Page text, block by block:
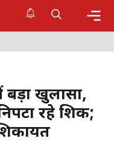
में बड़ा खुलासा,
रहे शिक्षक;